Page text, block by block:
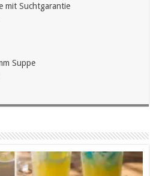
mit Suchtgarantie
Suppe